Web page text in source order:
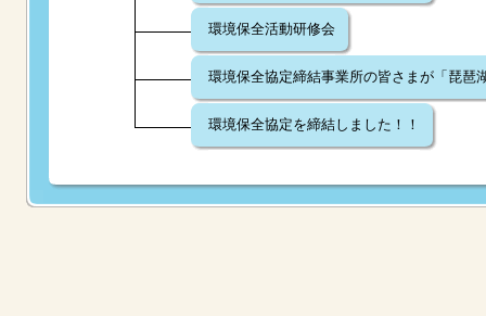
環境保全活動研修会
環境保全協定締結事業所の皆さまが「琵琶
環境保全協定を締結しました！！